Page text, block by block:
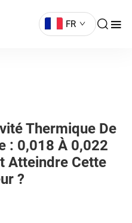
FR
Thermique De
: 0,018 À 0,022
Atteindre Cette
?